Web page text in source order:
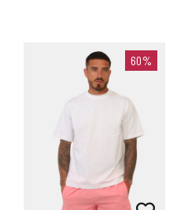
60%